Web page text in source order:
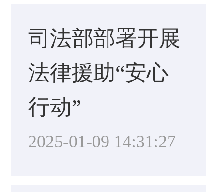
司法部部署开展
法律援助“安心
行动”
2025-01-09 14:31:27